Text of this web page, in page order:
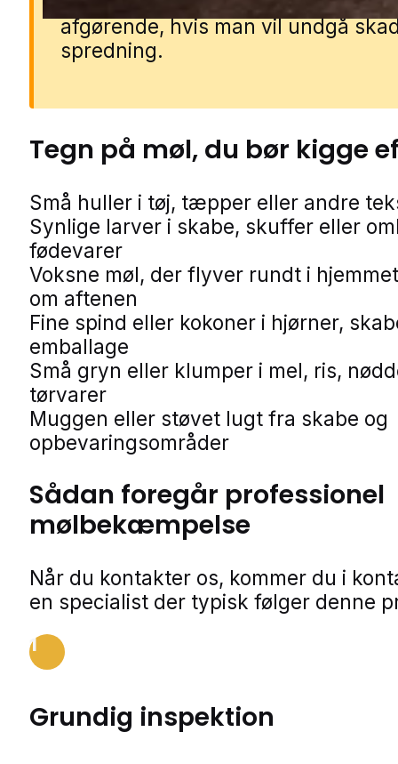
afgørende, hvis man vil undgå
spredning.
Tegn på møl, du bør kigge
Små huller i tøj, tæpper eller andre
Synlige larver i skabe, skuffer eller
fødevarer
Voksne møl, der flyver rundt i
om aftenen
Fine spind eller kokoner i hjørner,
emballage
Små gryn eller klumper i mel, ris,
tørvarer
Muggen eller støvet lugt fra skabe og
opbevaringsområder
Sådan foregår professionel
mølbekæmpelse
Når du kontakter os, kommer du i
en specialist der typisk følger denne
1
Grundig inspektion